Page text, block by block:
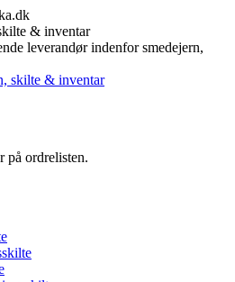
& inventar
leverandør indenfor smedejern,
på ordrelisten.